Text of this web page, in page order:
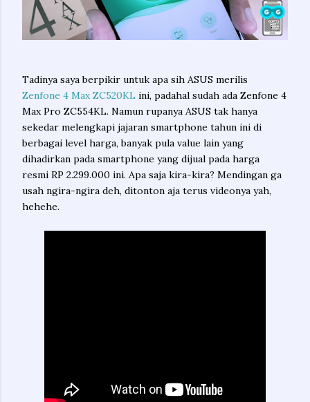
Tadinya saya berpikir untuk apa sih ASUS merilis
Zenfone 4 Max ZC520KL ini, padahal sudah ada Zenfone 4
Max Pro ZC554KL. Namun rupanya ASUS tak hanya
sekedar melengkapi jajaran smartphone tahun ini di
berbagai level harga, banyak pula value lain yang
dihadirkan pada smartphone yang dijual pada harga
resmi RP 2.299.000 ini. Apa saja kira-kira? Mendingan ga
usah ngira-ngira deh, ditonton aja terus videonya yah,
hehehe.